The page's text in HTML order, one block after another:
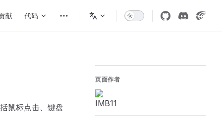
献 代码
页面作者
鼠标点击、键盘